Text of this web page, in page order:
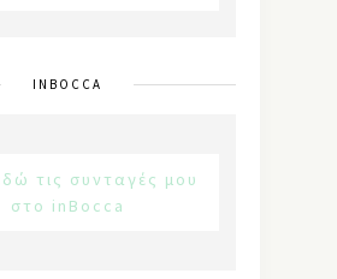
INBOCCA
τις συνταγές μου
στο inBocca